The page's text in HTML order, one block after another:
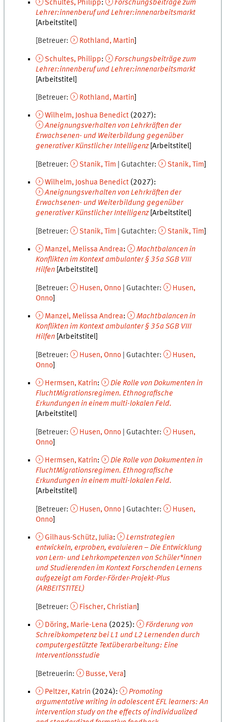
Schultes, Philipp:
Forschungsbeiträge zum
Lehrer:innenberuf und Lehrer:innenarbeitsmarkt
[Arbeitstitel]
Betreuer Rothland, Martin
Schultes, Philipp:
Forschungsbeiträge zum
Lehrer:innenberuf und Lehrer:innenarbeitsmarkt
[Arbeitstitel]
Betreuer Rothland, Martin
Wilhelm, Joshua Benedict (2027):
Aneignungsverhalten von Lehrkräften der
Erwachsenen- und Weiterbildung gegenüber
generativer Künstlicher Intelligenz[Arbeitstitel]
Betreuer Stanik,Tim Gutachter Stanik,Tim
Wilhelm, Joshua Benedict (2027):
Aneignungsverhalten von Lehrkräften der
Erwachsenen- und Weiterbildung gegenüber
generativer Künstlicher Intelligenz[Arbeitstitel]
Betreuer Stanik,Tim Gutachter Stanik,Tim
Manzel, Melissa Andrea:
Machtbalancen in
Konflikten im Kontext ambulanter § 35a SGB VIII
Hilfen [Arbeitstitel]
Betreuer Husen, Onno Gutachter Husen,
Onno
Manzel, Melissa Andrea:
Machtbalancen in
Konflikten im Kontext ambulanter § 35a SGB VIII
Hilfen [Arbeitstitel]
Betreuer Husen, Onno Gutachter Husen,
Onno
Hermsen, Katrin:
Die Rolle von Dokumenten in
FluchtMigrationsregimen. Ethnografische
Erkundungen in einem multi-lokalen Feld.
[Arbeitstitel]
Betreuer Husen, Onno Gutachter Husen,
Onno
Hermsen, Katrin:
Die Rolle von Dokumenten in
FluchtMigrationsregimen. Ethnografische
Erkundungen in einem multi-lokalen Feld.
[Arbeitstitel]
Betreuer Husen, Onno Gutachter Husen,
Onno
Gilhaus-Schütz, Julia:
Lernstrategien
entwickeln, erproben, evaluieren – Die Entwicklung
von Lern- und Lehrkompetenzen von Schüler*innen
und Studierenden im Kontext Forschenden Lernens
aufgezeigt am Forder-Förder-Projekt-Plus
(ARBEITSTITEL)
Betreuer Fischer, Christian
Döring, Marie-Lena (2025):
Förderung von
Schreibkompetenz bei L1 und L2 Lernenden durch
computergestützte Textüberarbeitung: Eine
Interventionsstudie
Betreuerin Busse,Vera
Peltzer, Katrin (2024):
Promoting
argumentative writing in adolescent EFL learners: An
intervention study on the effects of individualized